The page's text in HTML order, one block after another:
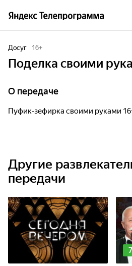
Досуг 16+
Поделка своими
О передаче
Пуфик-зефирка своими руками
Другие
передачи